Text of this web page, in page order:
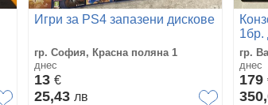
Игри за PS4 запазени дискове
гр. София, Красна поляна 1
днес
13 €
25,43 лв
1бр.
гр.
днес
179